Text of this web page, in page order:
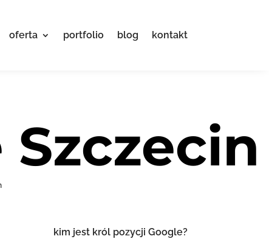
oferta portfolio blog kontakt
kim jest król pozycji Google?